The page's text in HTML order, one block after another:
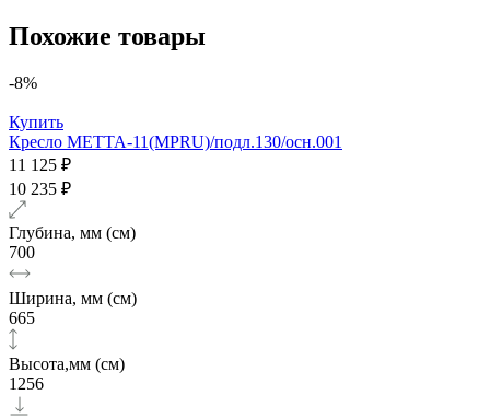
Похожие товары
-8%
Купить
Кресло МЕТТА-11(MPRU)/подл.130/осн.001
11 125 ₽
10 235 ₽
Глубина, мм (см)
700
Ширина, мм (см)
665
Высота,мм (см)
1256